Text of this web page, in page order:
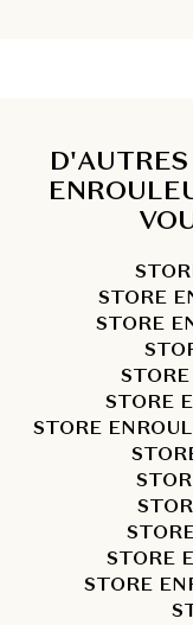
STORE
STORE
STORE
STORE
STORE
STORE